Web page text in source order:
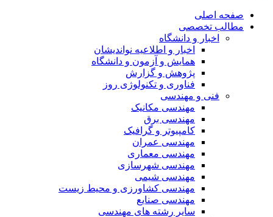
صفحه اصلی
مطالب تخصصی
اخبار و دانشگاه
اخبار و اطلاعیه نواندیشان
همایش و آزمون و دانشگاه
پژوهش و گزارش
فناوری و تکنولوژی روز
فنی و مهندسی
مهندسی مکانیک
مهندسی برق
کامپیوتر و گرافیک
مهندسی عمران
مهندسی معماری
مهندسی شهرسازی
مهندسی شیمی
مهندسی کشاورزی و محیط زیست
مهندسی صنایع
سایر رشته های مهندسی